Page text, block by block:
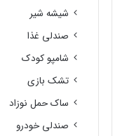
شیشه شیر
صندلی غذا
شامپو کودک
تشک بازی
ساک حمل نوزاد
صندلی خودرو